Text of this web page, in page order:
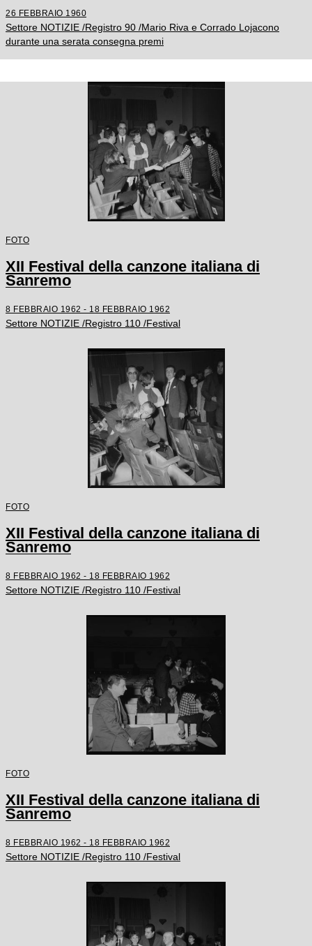
26 FEBBRAIO 1960
Settore NOTIZIE /Registro 90 /Mario Riva e Corrado Lojacono
durante una serata consegna premi
FOTO
XII Festival della canzone italiana di
Sanremo
8 FEBBRAIO 1962 - 18 FEBBRAIO 1962
Settore NOTIZIE /Registro 110 /Festival
FOTO
XII Festival della canzone italiana di
Sanremo
8 FEBBRAIO 1962 - 18 FEBBRAIO 1962
Settore NOTIZIE /Registro 110 /Festival
FOTO
XII Festival della canzone italiana di
Sanremo
8 FEBBRAIO 1962 - 18 FEBBRAIO 1962
Settore NOTIZIE /Registro 110 /Festival